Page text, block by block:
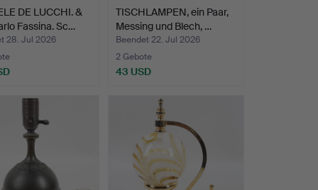
DE LUCCHI. &
Fassina. Sc…
28. Jul 2026
TISCHLAMPEN, ein Paar,
Messing und Blech, …
Beendet 22. Jul 2026
2 Gebote
43 USD